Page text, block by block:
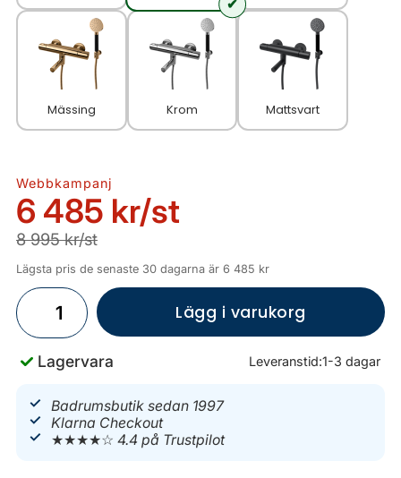
Mässing Krom Mattsvart
Webbkampanj
6 485 kr/st
8 995 kr/st
Lägsta pris de senaste 30 dagarna är 6 485 kr
Lägg i varukorg
Lagervara Leveranstid:1-3 dagar
Badrumsbutik sedan 1997
Klarna Checkout
★★★★☆4.4 på Trustpilot